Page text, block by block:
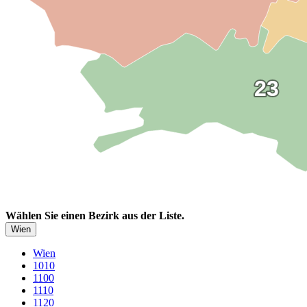
23
23
Wählen Sie einen Bezirk aus der Liste.
Wien
Wien
1010
1100
1110
1120